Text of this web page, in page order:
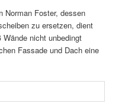
Norman Foster, dessen
zu ersetzen, dient
nicht unbedingt
Fassade und Dach eine